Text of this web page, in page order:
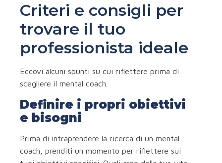
Criteri e consigli per
trovare il tuo
professionista ideale
Eccovi alcuni spunti su cui riflettere prima di
scegliere il mental coach.
Definire i propri obiettivi
e bisogni
Prima di intraprendere la ricerca di un mental
coach, prenditi un momento per riflettere sui